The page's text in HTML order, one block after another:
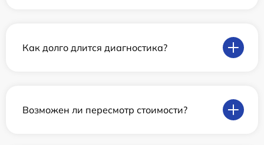
Как долго длится диагностика?
Возможен ли пересмотр стоимости?